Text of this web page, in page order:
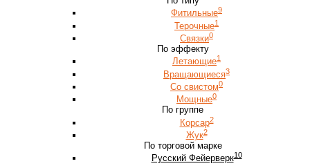
Фитильные9
Терочные1
Связки0
По эффекту
Летающие1
Вращающиеся3
Со свистом0
Мощные0
По группе
Корсар2
Жук2
По торговой марке
Русский Фейерверк10